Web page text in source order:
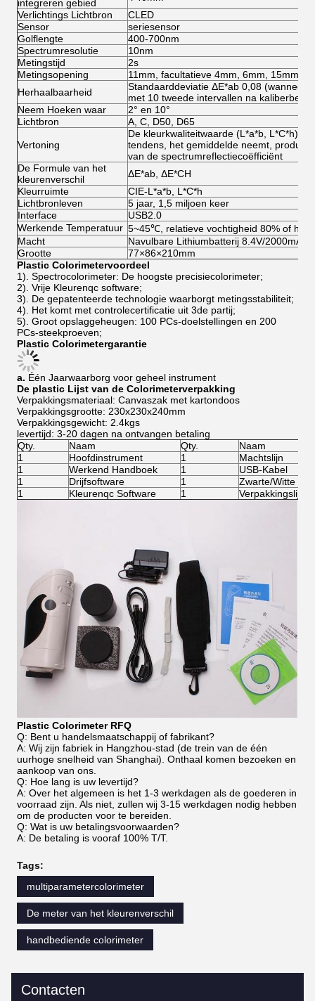
integreren gebied
Verlichtings Lichtbron
CLED
Sensor
seriesensor
Golflengte
400-700nm
Spectrumresolutie
10nm
Metingstijd
2s
Metingsopening
11mm, facultatieve 4mm, 6mm, 15mm
Herhaalbaarheid
Standaarddeviatie ΔE*ab 0,08 (wanneer
met 10 tweede intervallen na
Neem Hoeken waar
2° en 10°
Lichtbron
A, C, D50, D65
Vertoning
De kleurkwaliteitwaarde (L*a*b, L*C*h),
tendens, het gemiddelde neemt,
van de spectrumreflectiecoëfficiënt
De Formule van het
kleurenverschil
ΔE*ab, ΔE*CH
Kleurruimte
CIE-L*a*b, L*C*h
Lichtbronleven
5 jaar, 1,5 miljoen keer
Interface
USB2.0
Werkende Temperatuur 5~45℃, relatieve vochtigheid 80% of
Macht
Navulbare Lithiumbatterij 8.4V/2000mAh,
Grootte
77×86×210mm
Plastic Colorimetervoordeel
1). Spectrocolorimeter: De hoogste precisiecolorimeter;
2). Vrije Kleurenqc software;
3). De gepatenteerde technologie waarborgt metingsstabiliteit;
4). Het komt met controlecertificatie uit 3de partij;
5). Groot opslaggeheugen: 100 PCs-doelstellingen en 200
PCs-steekproeven;
Plastic Colorimetergarantie
a. Één Jaarwaarborg voor geheel instrument
De plastic Lijst van de Colorimeterverpakking
Verpakkingsmateriaal: Canvaszak met kartondoos
Verpakkingsgrootte: 230x230x240mm
Verpakkingsgewicht: 2.4kgs
levertijd: 3-20 dagen na ontvangen betaling
Qty.
Naam Qty.
Naam
1
Hoofdinstrument 1
Machtslijn
1
Werkend Handboek 1
USB-Kabel
1
Drijfsoftware 1
Zwarte/Witte
1
Kleurenqc Software 1 Verpakkingslijst
Plastic Colorimeter RFQ
Q: Bent u handelsmaatschappij of fabrikant?
A: Wij zijn fabriek in Hangzhou-stad (de trein van de één
uurhoge snelheid van Shanghai). Onthaal komen bezoeken en
aankoop van ons.
Q: Hoe lang is uw levertijd?
A: Over het algemeen is het 1-3 werkdagen als de goederen in
voorraad zijn. Als niet, zullen wij 3-15 werkdagen nodig hebben
om de producten voor te bereiden.
Q: Wat is uw betalingsvoorwaarden?
A: De betaling is vooraf 100% T/T.
Tags:
multiparametercolorimeter
De meter van het kleurenverschil
handbediende colorimeter
Contacten